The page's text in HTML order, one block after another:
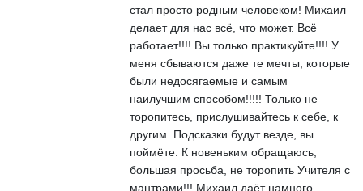
стал просто родным человеком! Михаил
делает для нас всё, что может. Всё
работает!!!! Вы только практикуйте!!!! У
меня сбываются даже те мечты, которые
были недосягаемые и самым
наилучшим способом!!!!! Только не
торопитесь, прислушивайтесь к себе, к
другим. Подсказки будут везде, вы
поймёте. К новеньким обращаюсь,
большая просьба, не торопить Учителя с
мантрами!!! Михаил даёт намного